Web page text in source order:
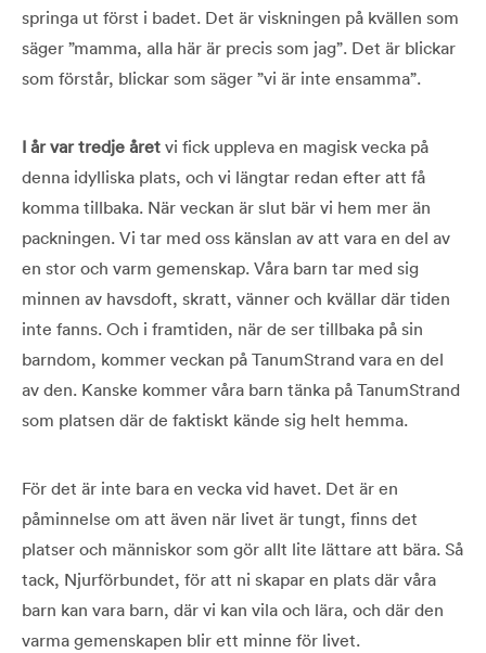
springa ut först i badet. Det är viskningen på kvällen som
säger ”mamma, alla här är precis som jag”. Det är blickar
som förstår, blickar som säger ”vi är inte ensamma”.
I år var tredje året vi fick uppleva en magisk vecka på
denna idylliska plats, och vi längtar redan efter att få
komma tillbaka. När veckan är slut bär vi hem mer än
packningen. Vi tar med oss känslan av att vara en del av
en stor och varm gemenskap. Våra barn tar med sig
minnen av havsdoft, skratt, vänner och kvällar där tiden
inte fanns. Och i framtiden, när de ser tillbaka på sin
barndom, kommer veckan på TanumStrand vara en del
av den. Kanske kommer våra barn tänka på TanumStrand
som platsen där de faktiskt kände sig helt hemma.
För det är inte bara en vecka vid havet. Det är en
påminnelse om att även när livet är tungt, finns det
platser och människor som gör allt lite lättare att bära. Så
tack, Njurförbundet, för att ni skapar en plats där våra
barn kan vara barn, där vi kan vila och lära, och där den
varma gemenskapen blir ett minne för livet.